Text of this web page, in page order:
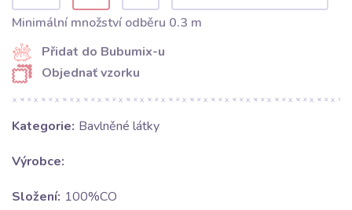
Minimální množství odběru 0.3 m
Přidat do Bubumix-u
Objednať vzorku
Kategorie: Bavlněné látky
Výrobce:
Složení: 100%CO